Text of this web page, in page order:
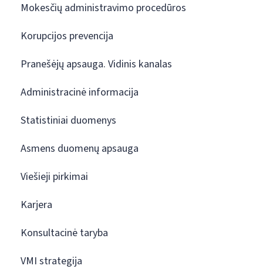
Mokesčių administravimo procedūros
Korupcijos prevencija
Pranešėjų apsauga. Vidinis kanalas
Administracinė informacija
Statistiniai duomenys
Asmens duomenų apsauga
Viešieji pirkimai
Karjera
Konsultacinė taryba
VMI strategija